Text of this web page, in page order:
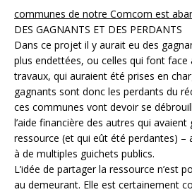
communes de notre Comcom est
DES GAGNANTS ET DES PERDANTS
Dans ce projet il y aurait eu des
plus endettées, ou celles qui font face
travaux, qui auraient été prises en
gagnants sont donc les perdants du
ces communes vont devoir se
l’aide financière des autres qui
ressource (et qui eût été perdantes) –
à de multiples guichets publics.
L’idée de partager la ressource n’est
au demeurant. Elle est certainement